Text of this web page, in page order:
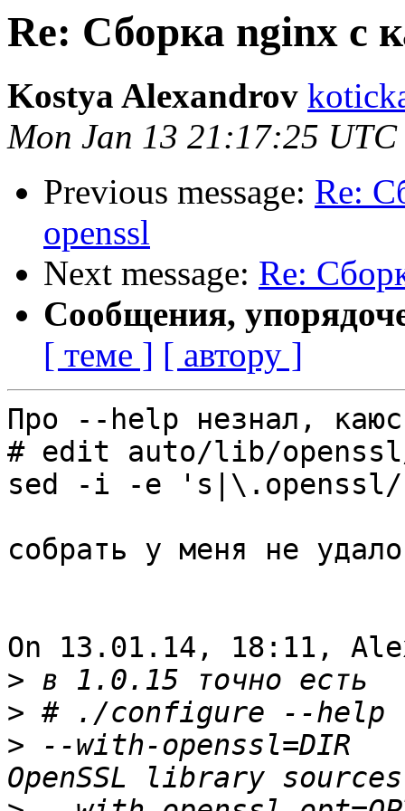
Re: Сборка nginx с
Kostya Alexandrov
Mon Jan 13 21:17:25 UTC
Previous message: Re:
openssl
Next message: Re:
Сообщения,
[ теме ] [ автору ]
Про --help незнал,
# edit auto/lib/
sed -i -e
собрать у меня не
On 13.01.14, 18:11,
>
>
> --with-